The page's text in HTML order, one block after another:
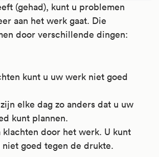
(gehad), kunt u problemen
aan het werk gaat. Die
door verschillende dingen:
kunt u uw werk niet goed
elke dag zo anders dat u uw
kunt plannen.
door het werk. U kunt
goed tegen de drukte.